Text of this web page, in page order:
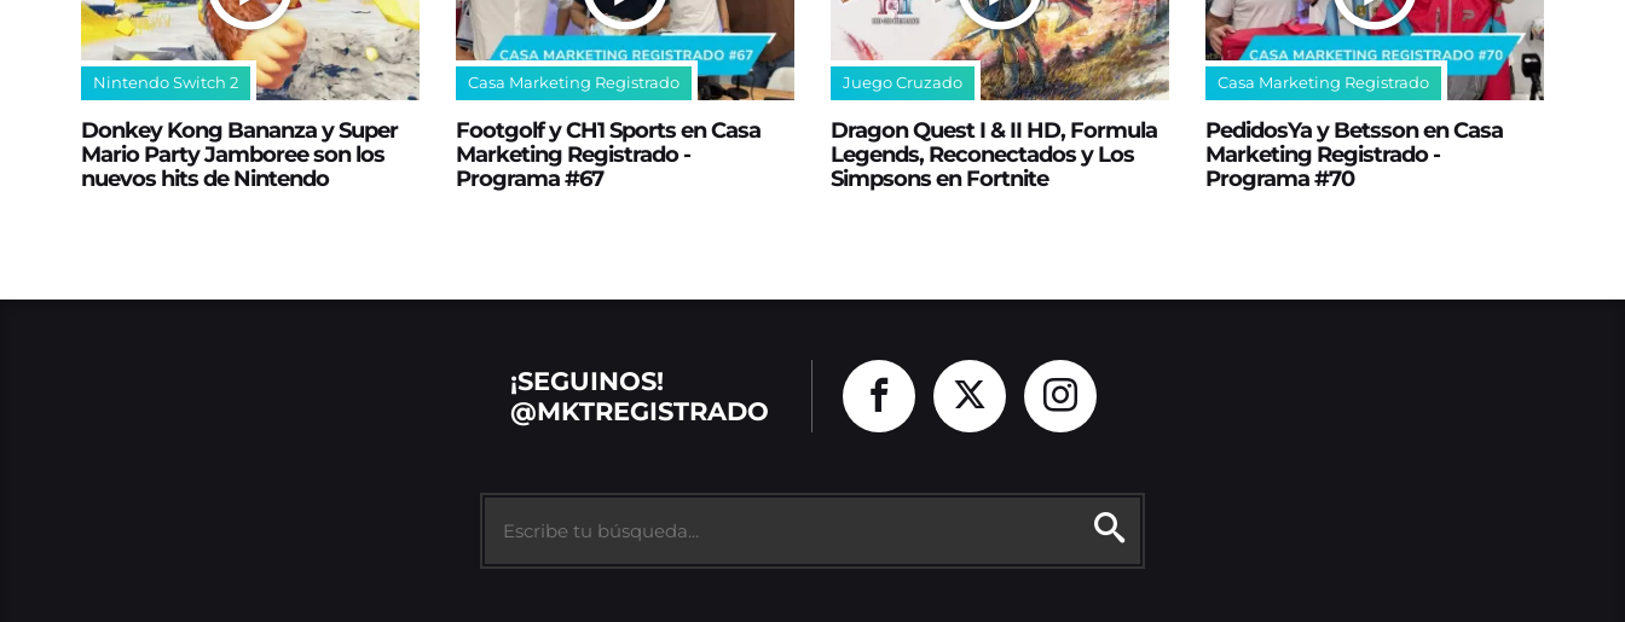
Nintendo Switch 2
Donkey Kong Bananza y Super
Mario Party Jamboree son los
nuevos hits de Nintendo
Casa Marketing Registrado
Footgolf y CH1 Sports en Casa
Marketing Registrado -
Programa #67
Juego Cruzado
Dragon Quest I & II HD, Formula
Legends, Reconectados y Los
Simpsons en Fortnite
Casa Marketing Registrado
PedidosYa y Betsson en Casa
Marketing Registrado -
Programa #70
¡SEGUINOS!
@MKTREGISTRADO